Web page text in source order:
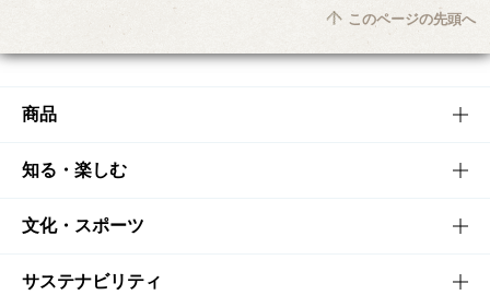
このページの先頭へ
商品
商品TOP
商品一覧
商品発売情報
知る・楽しむ
知る・楽しむTOP
キャンペーン
文化・スポーツ
文化・スポーツTOP
サステナビリティ